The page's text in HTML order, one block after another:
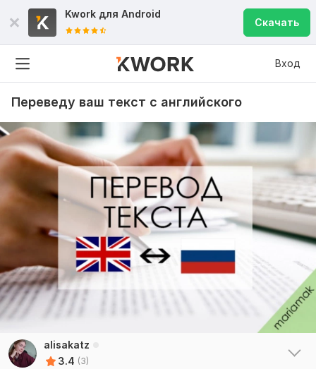
Kwork для Android
Скачать
Вход
Переведу ваш текст с английского
alisakatz
3.4 (3)